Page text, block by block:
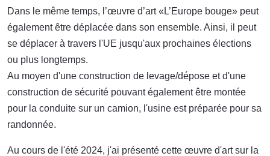
Dans le même temps, l’œuvre d’art «L’Europe bouge» peut
également être déplacée dans son ensemble. Ainsi, il peut
se déplacer à travers l'UE jusqu'aux prochaines élections
ou plus longtemps.
Au moyen d'une construction de levage/dépose et d'une
construction de sécurité pouvant également être montée
pour la conduite sur un camion, l'usine est préparée pour sa
randonnée.
Au cours de l'été 2024, j'ai présenté cette œuvre d'art sur la